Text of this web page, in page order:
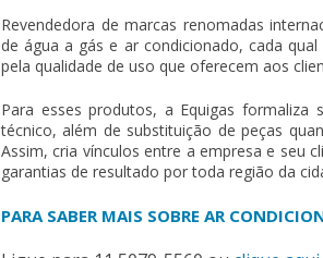
Revendedora de marcas renomadas
de água a gás e ar condicionado, cada
pela qualidade de uso que oferecem aos
Para esses produtos, a Equigas formaliza
técnico, além de substituição de peças
Assim, cria vínculos entre a empresa e seu
garantias de resultado por toda região da
PARA SABER MAIS SOBRE AR